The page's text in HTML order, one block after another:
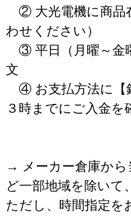
② 大光電機に商品
わせください）
③ 平日（月曜～金
文
④ お支払方法に【
３時までにご入金
→ メーカー倉庫から
ど一部地域を除いて
ただし、時間指定